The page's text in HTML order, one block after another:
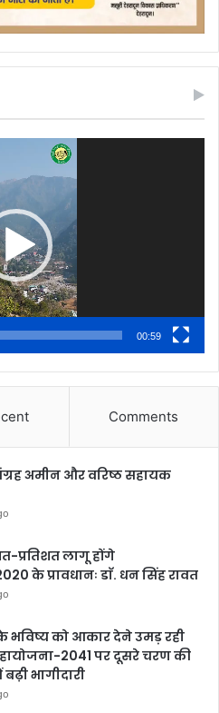
00:59
Comments
अमीन और वरिष्ठ सहायक
प्रतिशत लागू होंगे
के प्रावधानः डाॅ. धन सिंह रावत
भविष्य को आकार देने उमड़ रही
2041 पर दूसरे चरण की
भागीदारी